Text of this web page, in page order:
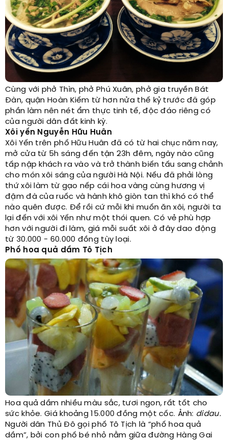
Cùng với phở Thìn, phở Phú Xuân, phở gia truyền Bát
Đàn, quận Hoàn Kiếm từ hơn nửa thế kỷ trước đã góp
phần làm nên nét ẩm thực tinh tế, độc đáo riêng có
của người dân đất kinh kỳ.
Xôi yến Nguyễn Hữu Huân
Xôi Yến trên phố Hữu Huân đã có từ hai chục năm nay,
mở cửa từ 5h sáng đến tận 23h đêm, ngày nào cũng
tấp nập khách ra vào và trở thành biến tấu sang chảnh
cho món xôi sáng của người Hà Nội. Nếu đã phải lòng
thứ xôi làm từ gạo nếp cái hoa vàng cùng hương vị
đậm đà của ruốc và hành khô giòn tan thì khó có thể
nào quên được. Để rồi cứ mỗi khi muốn ăn xôi, người ta
lại đến với xôi Yến như một thói quen. Có vẻ phù hợp
hơn với người đi làm, giá mỗi suất xôi ở đây dao động
từ 30.000 - 60.000 đồng tùy loại.
Phố hoa quả dầm Tô Tịch
Hoa quả dầm nhiều màu sắc, tươi ngon, rất tốt cho
sức khỏe. Giá khoảng 15.000 đồng một cốc. Ảnh: didau.
Người dân Thủ Đô gọi phố Tô Tịch là “phố hoa quả
dầm”, bởi con phố bé nhỏ nằm giữa đường Hàng Gai